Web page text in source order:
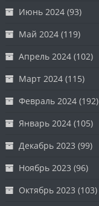
Июнь 2024 (93)
Май 2024 (119)
Апрель 2024 (102)
Март 2024 (115)
Февраль 2024 (192)
Январь 2024 (105)
Декабрь 2023 (99)
Ноябрь 2023 (96)
Октябрь 2023 (103)